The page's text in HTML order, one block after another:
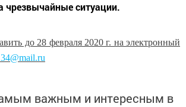
чрезвычайные ситуации.
до 28 февраля 2020 г. на электронный
mail.ru
важным и интересным в